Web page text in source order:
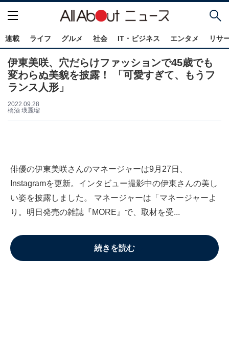
連載 ライフ グルメ 社会 IT・ビジネス エンタメ リサ
伊東美咲、穴だらけファッションで45歳でも
変わらぬ美貌を披露！ 「可愛すぎて、もうフ
ランス人形」
2022.09.28
橋酒 瑛麗瑠
俳優の伊東美咲さんのマネージャーは9月27日、
Instagramを更新。インタビュー撮影中の伊東さんの美し
い姿を披露しました。 マネージャーは「マネージャーよ
り。明日発売の雑誌『MORE』で、取材を受...
続きを読む